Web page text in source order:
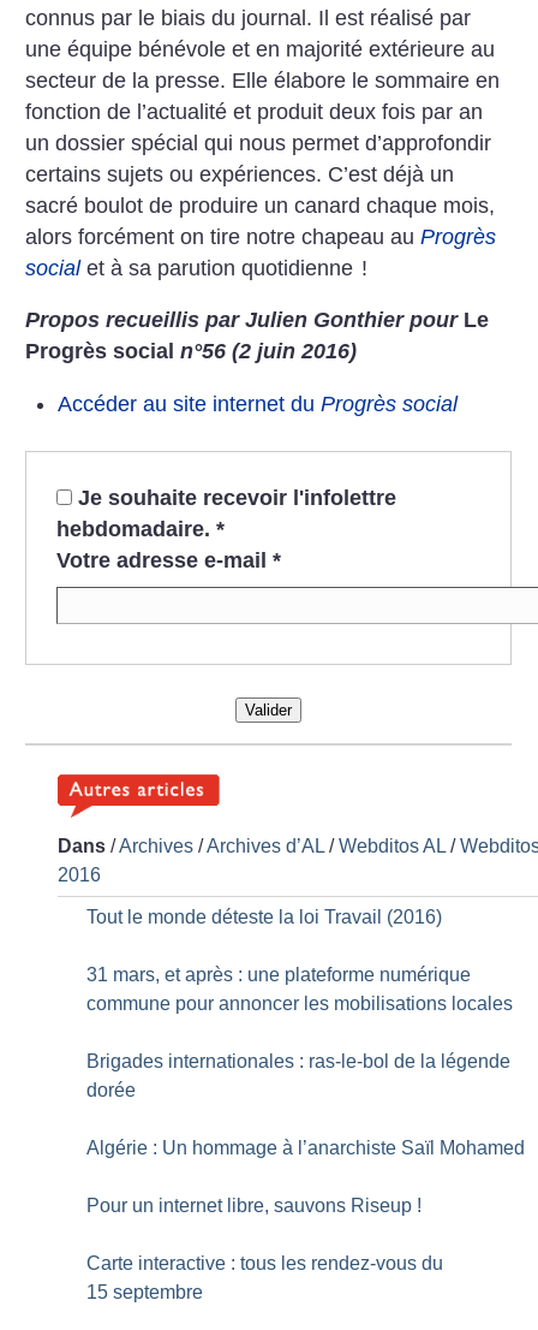
connus par le biais du journal. Il est réalisé par
une équipe bénévole et en majorité extérieure au
secteur de la presse. Elle élabore le sommaire en
fonction de l’actualité et produit deux fois par an
un dossier spécial qui nous permet d’approfondir
certains sujets ou expériences. C’est déjà un
sacré boulot de produire un canard chaque mois,
alors forcément on tire notre chapeau auProgrès
socialet à sa parution quotidienne !
Propos recueillis par Julien Gonthier pourLe
Progrès socialn°56 (2 juin 2016)
Accéder au site internet du Progrès social
Je souhaite recevoir l'infolettre
hebdomadaire. *
Votre adresse e-mail *
Valider
Dans /Archives /Archives d’AL /Webditos AL /
2016
Tout le monde déteste la loi Travail (2016)
31 mars, et après : une plateforme numérique
commune pour annoncer les mobilisations locales
Brigades internationales : ras-le-bol de la légende
dorée
Algérie : Un hommage à l’anarchiste Saïl Mohamed
Pour un internet libre, sauvons Riseup !
Carte interactive : tous les rendez-vous du
15 septembre